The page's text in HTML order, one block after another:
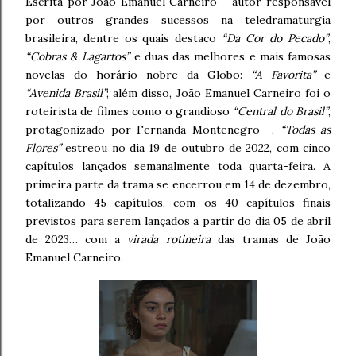
por outros grandes sucessos na teledramaturgia
brasileira, dentre os quais destaco “Da Cor do Pecado”,
“Cobras & Lagartos”e duas das melhores e mais famosas
novelas do horário nobre da Globo:
“A Favorita”e
“Avenida Brasil”; além disso, João Emanuel Carneiro foi o
roteirista de filmes como o grandioso “Central do Brasil”,
protagonizado por Fernanda Montenegro –,
“Todas as
Flores”estreou no dia 19 de outubro de 2022, com cinco
capítulos lançados semanalmente toda quarta-feira. A
primeira parte da trama se encerrou em 14 de dezembro,
totalizando 45 capítulos, com os 40 capítulos finais
previstos para serem lançados a partir do dia 05 de abril
de 2023… com a virada rotineiradas tramas de João
Emanuel Carneiro.